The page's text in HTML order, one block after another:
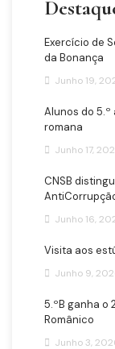
Exercício de
da Bonança
Junho 19,
Alunos do
romana
Junho 17,
CNSB
Junho 16,
Visita aos
Junho 9,
5.ºB ganha o
Românico
Junho 3,